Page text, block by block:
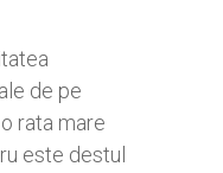
de pe
rata mare
este destul